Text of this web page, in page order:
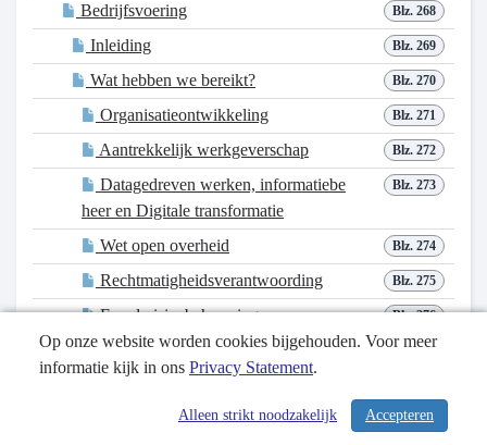
Blz. 268
Bedrijfsvoering
Blz. 269
Inleiding
Blz. 270
Wat hebben we bereikt?
Blz. 271
Organisatieontwikkeling
Blz. 272
Aantrekkelijk werkgeverschap
Blz. 273
Datagedreven werken, informatiebe
heer en Digitale transformatie
Blz. 274
Wet open overheid
Blz. 275
Rechtmatigheidsverantwoording
Blz. 276
Frauderisicobeheersing
Blz. 277
Indicatoren
ven mensen met een afstand tot de ar
Op onze website worden cookies bijgehouden. Voor meer
informatie kijk in ons Privacy Statement.
Accepteren
Alleen strikt noodzakelijk